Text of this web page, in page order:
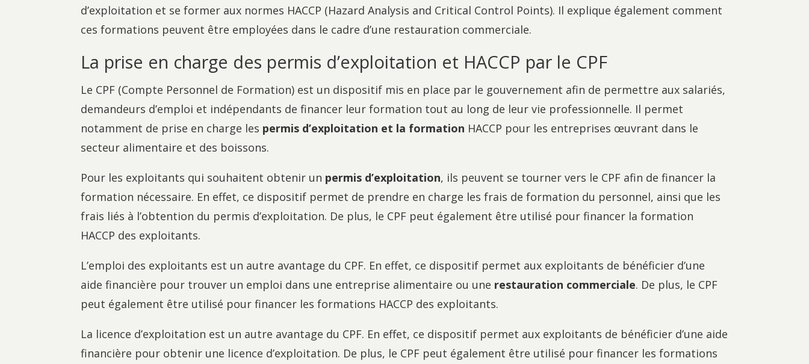
d’exploitation et se former aux normes HACCP (Hazard Analysis and Critical Control Points). Il explique également comment
ces formations peuvent être employées dans le cadre d’une restauration commerciale.
La prise en charge des permis d’exploitation et HACCP par le CPF
Le CPF (Compte Personnel de Formation) est un dispositif mis en place par le gouvernement afin de permettre aux salariés,
demandeurs d’emploi et indépendants de financer leur formation tout au long de leur vie professionnelle. Il permet
notamment de prise en charge les permis d’exploitation et la formation HACCP pour les entreprises œuvrant dans le
secteur alimentaire et des boissons.
Pour les exploitants qui souhaitent obtenir un permis d’exploitation, ils peuvent se tourner vers le CPF afin de financer la
formation nécessaire. En effet, ce dispositif permet de prendre en charge les frais de formation du personnel, ainsi que les
frais liés à l’obtention du permis d’exploitation. De plus, le CPF peut également être utilisé pour financer la formation
HACCP des exploitants.
L’emploi des exploitants est un autre avantage du CPF. En effet, ce dispositif permet aux exploitants de bénéficier d’une
aide financière pour trouver un emploi dans une entreprise alimentaire ou une restauration commerciale. De plus, le CPF
peut également être utilisé pour financer les formations HACCP des exploitants.
La licence d’exploitation est un autre avantage du CPF. En effet, ce dispositif permet aux exploitants de bénéficier d’une aide
financière pour obtenir une licence d’exploitation. De plus, le CPF peut également être utilisé pour financer les formations